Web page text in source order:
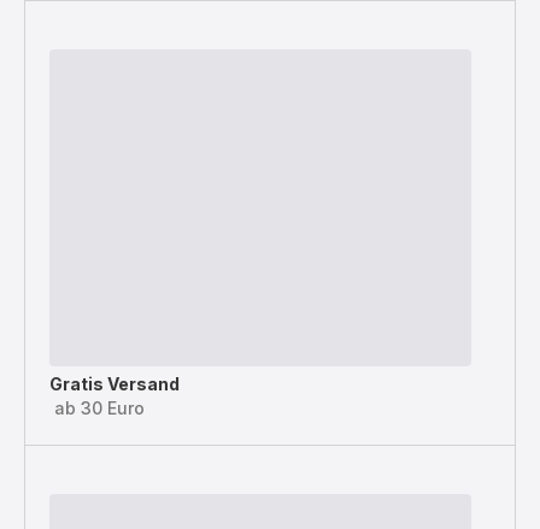
Gratis Versand
ab 30 Euro